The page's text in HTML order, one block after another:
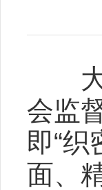
大
会监
即“
面、